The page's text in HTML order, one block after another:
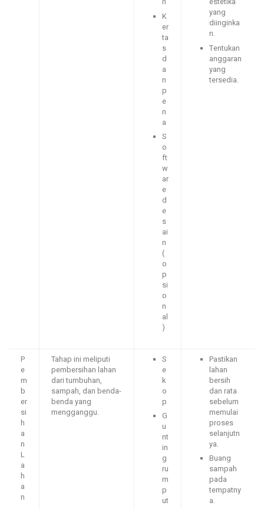
K
er
ta
s
d
a
n
p
e
n
a
S
o
ft
w
ar
e
d
e
s
ai
n
(
o
p
si
o
n
al
)
yang
diinginka
n.
Tentukan
anggaran
yang
tersedia.
P
e
m
b
er
si
h
a
n
L
a
h
a
n
Tahap ini meliputi
pembersihan lahan
dari tumbuhan,
sampah, dan benda-
benda yang
mengganggu.
S
e
k
o
p
G
u
nt
in
g
ru
m
p
ut
Pastikan
lahan
bersih
dan rata
sebelum
memulai
proses
selanjutn
ya.
Buang
sampah
pada
tempatny
a.